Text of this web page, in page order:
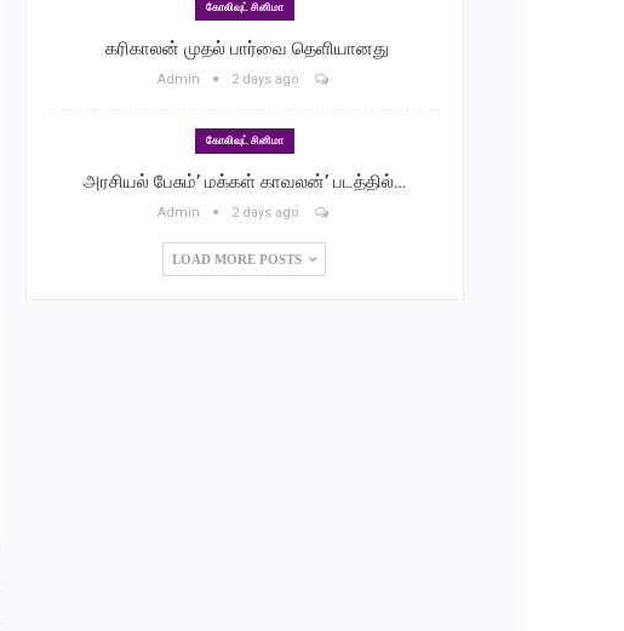
கோலிவுட் சினிமா
‎ கரிகாலன் முதல் பார்வை தெளியானது
Admin 2 days ago
கோலிவுட் சினிமா
அரசியல் பேசும்’ மக்கள் காவலன்’ படத்தில்…
Admin 2 days ago
LOAD MORE POSTS